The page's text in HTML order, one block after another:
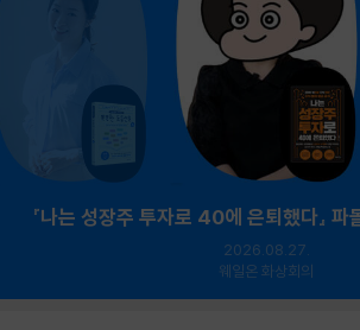
『나는 성장주 투자로 40에 은퇴했다』
2026.08.27.
웨일온 화상회의